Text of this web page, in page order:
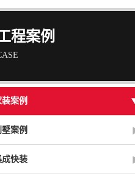
程案例
装案例
墅案例
成快装